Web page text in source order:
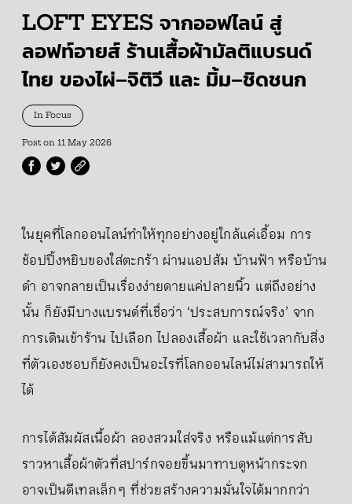
LOFT EYES จากออฟไลน์ สู่
ลอฟท์อายส์ ร้านเสื้อผ้ามัลติแบรนด์
ไทย ของไผ่–จิติวี และ มิ้ม–ชิดชนก
In Focus
Post on 11 May 2026
ในยุคที่โลกออนไลน์ทำให้ทุกอย่างอยู่ใกล้แค่เอื้อม การ
ช้อปปิ้งหยิบของใส่ตะกร้า ผ่านแอปส้ม บ้านฟ้า หรือบ้าน
ดำ อาจกลายเป็นเรื่องง่ายดายแค่ปลายนิ้ว แต่ถึงอย่าง
นั้น ก็ยังมีบางแบรนด์ที่เชื่อว่า ‘ประสบการณ์จริง’ จาก
การเดินเข้าร้าน ไปเลือก ไปลองเสื้อผ้า และใช้เวลากับสิ่ง
ที่ตัวเองชอบก็ยังคงเป็นอะไรที่โลกออนไลน์ไม่สามารถให้
ได้
การได้สัมผัสเนื้อผ้า ลองสวมใส่จริง หรือแม้แต่การสับ
ราวหาเสื้อผ้าตัวที่สปาร์กจอยขึ้นมาทาบดูหน้ากระจก
อาจเป็นดีเทลเล็ก ๆ ที่ช่วยสร้างความมั่นใจได้มากกว่า